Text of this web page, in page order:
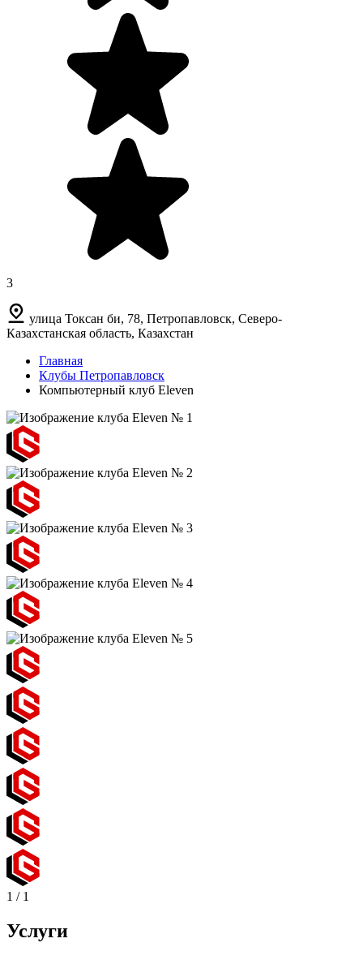
3
улица Токсан би, 78, Петропавловск, Северо-
Казахстанская область, Казахстан
Главная
Клубы Петропавловск
Компьютерный клуб Eleven
1 / 1
Услуги